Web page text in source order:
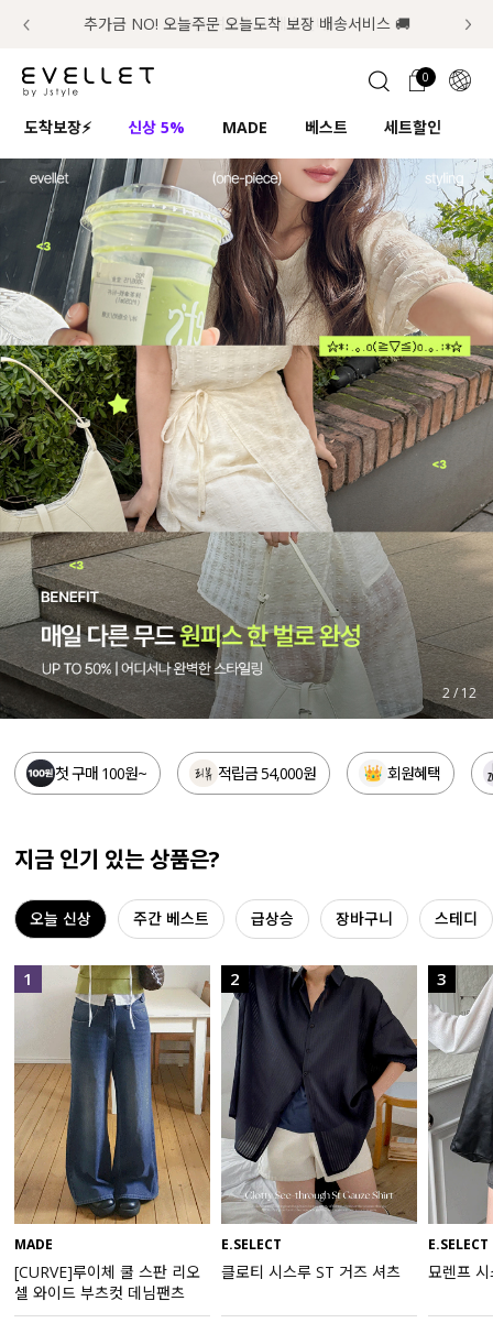
럭키 이룰렛 최대 30% OFF + 100% 당첨
📢 8월 여름휴무 배송안내
추가금 NO! 오늘주문 오늘도착 보장 배송서비스 🚚
0
도착보장⚡ 신상 5% MADE 베스트 세트할인
ENG
JP
콘텐츠 리뷰 & 혜택 플러스핏 회원혜택 입
CATEGORY COMMUNITY
도착보장⚡
인플루언서 pick!
신상 5%
베스트
MADE
세트할인 ~30%
하객룩
살안타템
110사이즈
티셔츠
원피스
니트
아우터
스커트
언더웨어/파자마
코디템
FIT ZOOM
ALL
익스클루시브
아우터
티셔츠
니트
블라우스
원피스
팬츠
스커트
언더웨어
3/12
첫 구매 100원~ 적립금 54,000원 회원혜택
지금 인기 있는 상품은?
오늘 신상 주간 베스트 급상승 장바구니 스테디
MADE
[CURVE]루이체 쿨 스판 리오
셀 와이드 부츠컷 데님팬츠
E.SELECT
클로티 시스루 ST 거즈 셔츠
E.SELECT
묘렌프